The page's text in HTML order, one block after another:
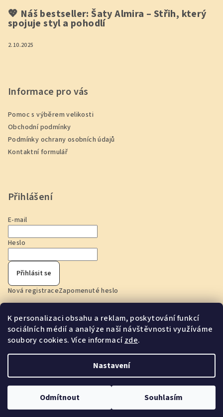
K personalizaci obsahu a reklam, poskytování funkcí
sociálních médií a analýze naší návštěvnosti využíváme
soubory cookies. Více informacízde.
Nastavení
Odmítnout Souhlasím
💖 Náš bestseller: Šaty Almira – Střih, který
spojuje styl a pohodlí
2.10.2025
Informace pro vás
Pomoc s výběrem velikosti
Obchodní podmínky
Podmínky ochrany osobních údajů
Kontaktní formulář
Přihlášení
E-mail
Heslo
Přihlásit se
Nová registraceZapomenuté heslo
Anna Harrerová
IČ: 73180866
Prodejna: nám. Republiky 2, 746 01 Opava
Po - Pá: 9:00 - 17:00 hod
Upravit nastavení cookies
Vytvořil Shoptet